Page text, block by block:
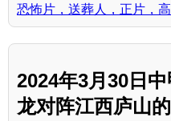
恐怖片，送葬人，正片，
2024年3月30日
龙对阵江西庐山